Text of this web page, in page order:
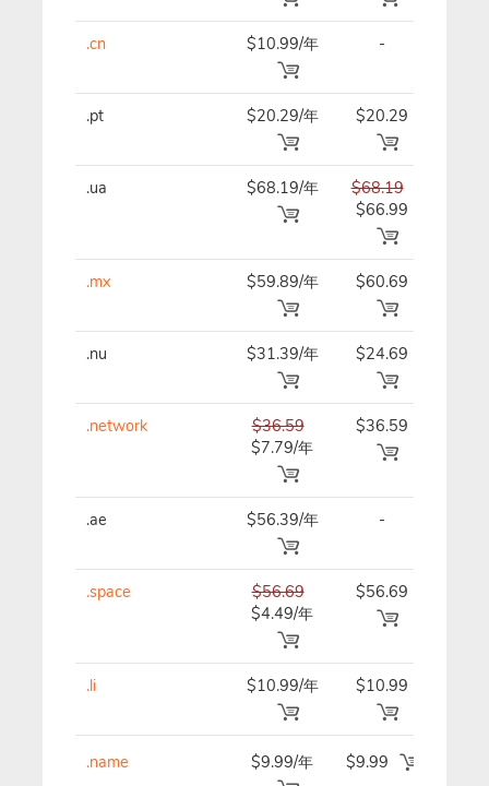
.cn $10.99/年 -
.pt $20.29/年 $20.29
.ua $68.19/年
$68.19
$66.99
.mx $59.89/年 $60.69
.nu $31.39/年 $24.69
.network
$36.59
$7.79/年
$36.59
.ae $56.39/年 -
.space
$56.69
$4.49/年
$56.69
.li $10.99/年 $10.99
.name $9.99/年 $9.99